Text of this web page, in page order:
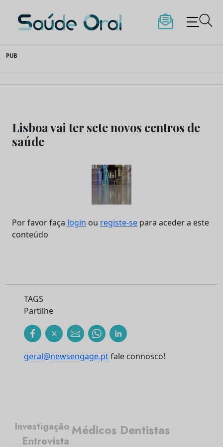
to
content
Saúde Oral
PUB
Lisboa vai ter sete novos centros de
saúde
Por favor faça login ou registe-se para aceder a este
conteúdo
TAGS
Partilhe
geral@newsengage.ptfale connosco!
Médicos Dentistas
Entrevista
Investigação